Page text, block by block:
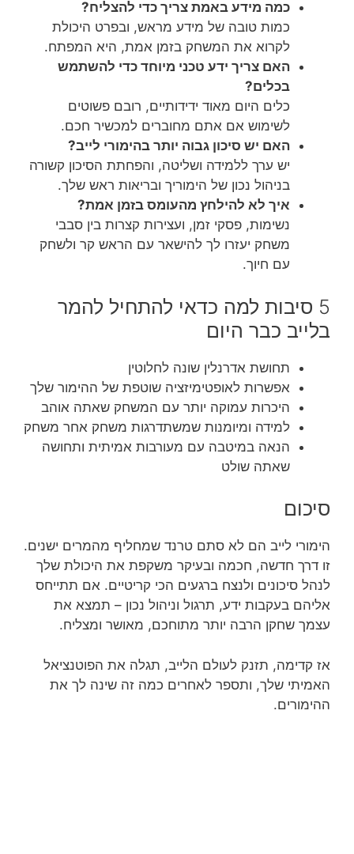
כמה מידע באמת צריך כדי להצליח?
כמות טובה של מידע מראש, ובפרט היכולת
לקרוא את המשחק בזמן אמת, היא המפתח.
האם צריך ידע טכני מיוחד כדי להשתמש
בכלים?
כלים היום מאוד ידידותיים, רובם פשוטים
לשימוש אם אתם מחוברים למכשיר חכם.
האם יש סיכון גבוה יותר בהימורי לייב?
יש ערך ללמידה ושליטה, והפחתת הסיכון קשורה
בניהול נכון של הימוריך ובריאות ראש שלך.
איך לא להילחץ מהעומס בזמן אמת?
נשימות, פסקי זמן, ועצירות קצרות בין סבבי
משחק יעזרו לך להישאר עם הראש קר ולשחק
עם חיוך.
5 סיבות למה כדאי להתחיל להמר
בלייב כבר היום
תחושת אדרנלין שונה לחלוטין
אפשרות לאופטימיזציה שוטפת של ההימור שלך
היכרות עמוקה יותר עם המשחק שאתה אוהב
למידה ומיומנות שמשתדרגות משחק אחר משחק
הנאה במיטבה עם מעורבות אמיתית ותחושה
שאתה שולט
סיכום
הימורי לייב הם לא סתם טרנד שמחליף מהמרים ישנים.
זו דרך חדשה, חכמה ובעיקר משקפת את היכולת שלך
לנהל סיכונים ולנצח ברגעים הכי קריטיים. אם תתייחס
אליהם בעקבות ידע, תרגול וניהול נכון – תמצא את
עצמך שחקן הרבה יותר מתוחכם, מאושר ומצליח.
אז קדימה, תזנק לעולם הלייב, תגלה את הפוטנציאל
האמיתי שלך, ותספר לאחרים כמה זה שינה לך את
ההימורים.